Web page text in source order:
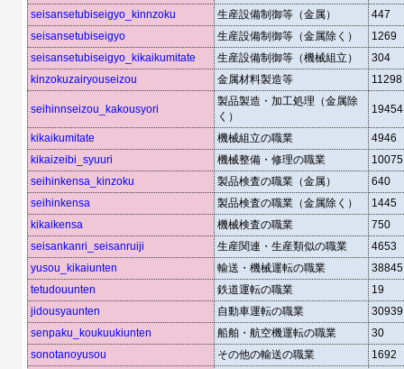
seisansetubiseigyo_kinnzoku
生産設備制御等（金属）
447
seisansetubiseigyo
生産設備制御等（金属除く）
1269
seisansetubiseigyo_kikaikumitate
生産設備制御等（機械組立）
304
kinzokuzairyouseizou
金属材料製造等 11298
seihinnseizou_kakousyori
製品製造・加工処理（金属除
く）
19454
kikaikumitate 機械組立の職業
4946
kikaizeibi_syuuri
機械整備・修理の職業
10075
seihinkensa_kinzoku
製品検査の職業（金属）
640
seihinkensa
製品検査の職業（金属除く）
1445
kikaikensa
機械検査の職業
750
seisankanri_seisanruiji
生産関連・生産類似の職業
4653
yusou_kikaiunten
輸送・機械運転の職業
38845
tetudouunten
鉄道運転の職業
19
jidousyaunten
自動車運転の職業
30939
senpaku_koukuukiunten
船舶・航空機運転の職業
30
sonotanoyusou
その他の輸送の職業
1692